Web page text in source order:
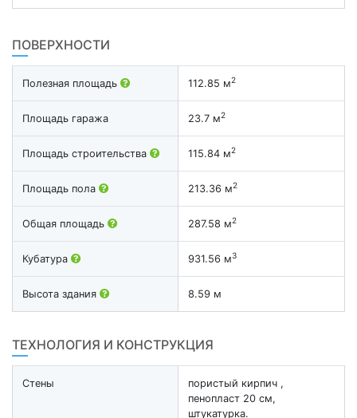
ПОВЕРХНОСТИ
Полезная площадь 112.85 м2
Площадь гаража 23.7 м2
Площадь строительства 115.84 м2
Площадь пола 213.36 м2
Общая площадь 287.58 м2
Кубатура 931.56 м3
Высота здания 8.59 м
ТЕХНОЛОГИЯ И КОНСТРУКЦИЯ
Стены
пористый кирпич ,
пенопласт 20 см,
штукатурка.